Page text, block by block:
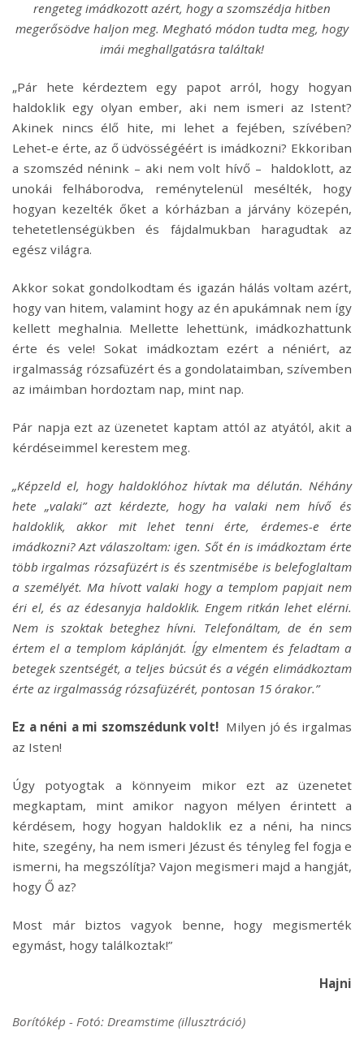
rengeteg imádkozott azért, hogy a szomszédja hitben
megerősödve haljon meg. Megható módon tudta meg, hogy
imái meghallgatásra találtak!
„Pár hete kérdeztem egy papot arról, hogy hogyan
haldoklik egy olyan ember, aki nem ismeri az Istent?
Akinek nincs élő hite, mi lehet a fejében, szívében?
Lehet-e érte, az ő üdvösségéért is imádkozni? Ekkoriban
a szomszéd nénink – aki nem volt hívő – haldoklott, az
unokái felháborodva, reménytelenül mesélték, hogy
hogyan kezelték őket a kórházban a járvány közepén,
tehetetlenségükben és fájdalmukban haragudtak az
egész világra.
Akkor sokat gondolkodtam és igazán hálás voltam azért,
hogy van hitem, valamint hogy az én apukámnak nem így
kellett meghalnia. Mellette lehettünk, imádkozhattunk
érte és vele! Sokat imádkoztam ezért a néniért, az
irgalmasság rózsafüzért és a gondolataimban, szívemben
az imáimban hordoztam nap, mint nap.
Pár napja ezt az üzenetet kaptam attól az atyától, akit a
kérdéseimmel kerestem meg.
„Képzeld el, hogy haldoklóhoz hívtak ma délután. Néhány
hete „valaki” azt kérdezte, hogy ha valaki nem hívő és
haldoklik, akkor mit lehet tenni érte, érdemes-e érte
imádkozni? Azt válaszoltam: igen. Sőt én is imádkoztam érte
több irgalmas rózsafüzért is és szentmisébe is belefoglaltam
a személyét. Ma hívott valaki hogy a templom papjait nem
éri el, és az édesanyja haldoklik. Engem ritkán lehet elérni.
Nem is szoktak beteghez hívni. Telefonáltam, de én sem
értem el a templom káplánját. Így elmentem és feladtam a
betegek szentségét, a teljes búcsút és a végén elimádkoztam
érte az irgalmasság rózsafüzérét, pontosan 15 órakor.”
Ez a néni a mi szomszédunk volt! Milyen jó és irgalmas
az Isten!
Úgy potyogtak a könnyeim mikor ezt az üzenetet
megkaptam, mint amikor nagyon mélyen érintett a
kérdésem, hogy hogyan haldoklik ez a néni, ha nincs
hite, szegény, ha nem ismeri Jézust és tényleg fel fogja e
ismerni, ha megszólítja? Vajon megismeri majd a hangját,
hogy Ő az?
Most már biztos vagyok benne, hogy megismerték
egymást, hogy találkoztak!”
Hajni
Borítókép - Fotó: Dreamstime (illusztráció)